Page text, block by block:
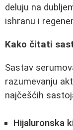
deluju na
ishranu i
Kako čitati
Sastav
razumevanju
najčešćih
Hijaluronska